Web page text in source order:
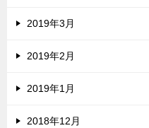
2019年3月
2019年2月
2019年1月
2018年12月